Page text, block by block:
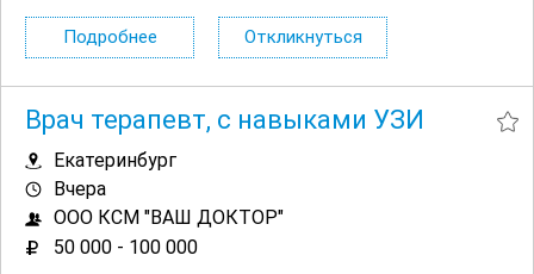
трудоустройство; Обучение специфике работы; График
работы 5/2 с 9 до 18; Выплата зарплаты 2 раза в...
Подробнее Откликнуться
Врач терапевт, с навыками УЗИ
Екатеринбург
Вчера
ООО КСМ "ВАШ ДОКТОР"
50 000 - 100 000